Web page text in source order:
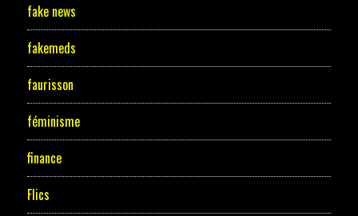
fake news
fakemeds
faurisson
féminisme
finance
Flics